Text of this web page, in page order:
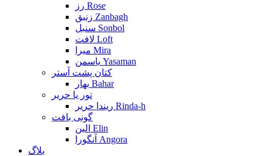
رز Rose
زنبق Zanbagh
سنبل Sonbol
لافت Loft
میرا Mira
یاسمن Yasaman
کتان پشت آستر
بهار Bahar
تور یا حریر
ریندا حریر Rinda-h
گونی بافت
الین Elin
آنگورا Angora
بلاگ